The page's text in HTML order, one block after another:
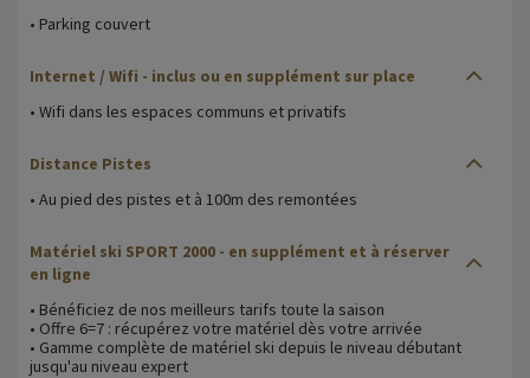
• Parking couvert
Internet / Wifi - inclus ou en supplément sur place
• Wifi dans les espaces communs et privatifs
Distance Pistes
• Au pied des pistes et à 100m des remontées
Matériel ski SPORT 2000 - en supplément et à réserver
en ligne
• Bénéficiez de nos meilleurs tarifs toute la saison
• Offre 6=7 : récupérez votre matériel dès votre arrivée
• Gamme complète de matériel ski depuis le niveau débutant
jusqu'au niveau expert